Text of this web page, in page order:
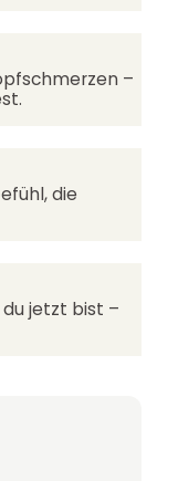
–
die
jetzt bist –